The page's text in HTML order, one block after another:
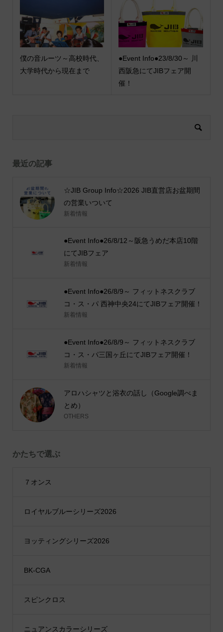
僕の音ルーツ～高校時代、
大学時代から現在まで
●Event Info●23/8/30～ 川
西阪急にてJIBフェア開
催！
最近の記事
☆JIB Group Info☆2026 JIB直営店お盆期間
の営業いついて
新着情報
●Event Info●26/8/12～阪急うめだ本店10階
にてJIBフェア
新着情報
●Event Info●26/8/9～ フィットネスクラブ
コ・ス・パ 西神中央24にてJIBフェア開催！
新着情報
●Event Info●26/8/9～ フィットネスクラブ
コ・ス・パ三国ヶ丘にてJIBフェア開催！
新着情報
アロハシャツと浴衣の話し（Google調べま
とめ）
OTHERS
かたちで選ぶ
７オンス
ロイヤルブルーシリーズ2026
ヨッティングシリーズ2026
BK-CGA
スピンクロス
ニュアンスカラーシリーズ